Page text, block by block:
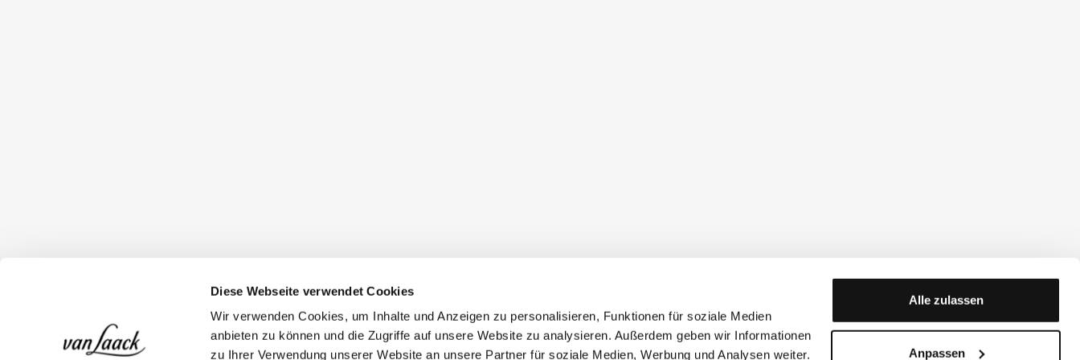
Diese Webseite verwendet Cookies
Wir verwenden Cookies, um Inhalte und Anzeigen zu personalisieren, Funktionen für soziale Medien
anbieten zu können und die Zugriffe auf unsere Website zu analysieren. Außerdem geben wir Informationen
zu Ihrer Verwendung unserer Website an unsere Partner für soziale Medien, Werbung und Analysen weiter.
Alle zulassen
Anpassen